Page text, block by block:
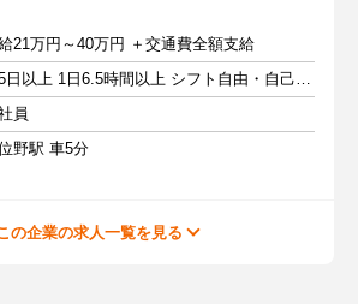
21万円～40万円 ＋交通費全額支給
週5日以上 1日6.5時間以上 シフト自由・自己申告
員
野駅 車5分
の企業の求人一覧を見る